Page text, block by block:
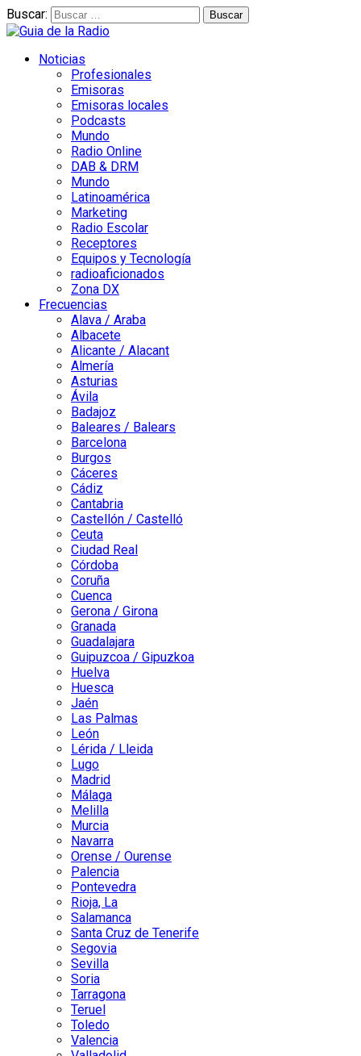
Buscar:
Noticias
Profesionales
Emisoras
Emisoras locales
Podcasts
Mundo
Radio Online
DAB & DRM
Mundo
Latinoamérica
Marketing
Radio Escolar
Receptores
Equipos y Tecnología
radioaficionados
Zona DX
Frecuencias
Alava / Araba
Albacete
Alicante / Alacant
Almería
Asturias
Ávila
Badajoz
Baleares / Balears
Barcelona
Burgos
Cáceres
Cádiz
Cantabria
Castellón / Castelló
Ceuta
Ciudad Real
Córdoba
Coruña
Cuenca
Gerona / Girona
Granada
Guadalajara
Guipuzcoa / Gipuzkoa
Huelva
Huesca
Jaén
Las Palmas
León
Lérida / Lleida
Lugo
Madrid
Málaga
Melilla
Murcia
Navarra
Orense / Ourense
Palencia
Pontevedra
Rioja, La
Salamanca
Santa Cruz de Tenerife
Segovia
Sevilla
Soria
Tarragona
Teruel
Toledo
Valencia